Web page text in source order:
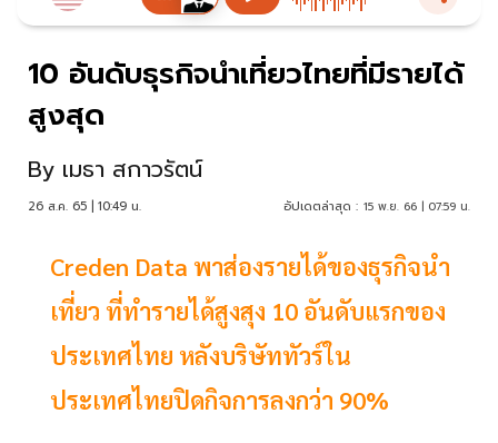
10 อันดับธุรกิจนำเที่ยวไทยที่มีรายได้
สูงสุด
By เมธา สกาวรัตน์
26 ส.ค. 65 | 10:49 น. อัปเดตล่าสุด : 15 พ.ย. 66 | 07:59 น.
Creden Data พาส่องรายได้ของธุรกิจนำ
เที่ยว ที่ทำรายได้สูงสุง 10 อันดับแรกของ
ประเทศไทย หลังบริษัททัวร์ใน
ประเทศไทยปิดกิจการลงกว่า 90%